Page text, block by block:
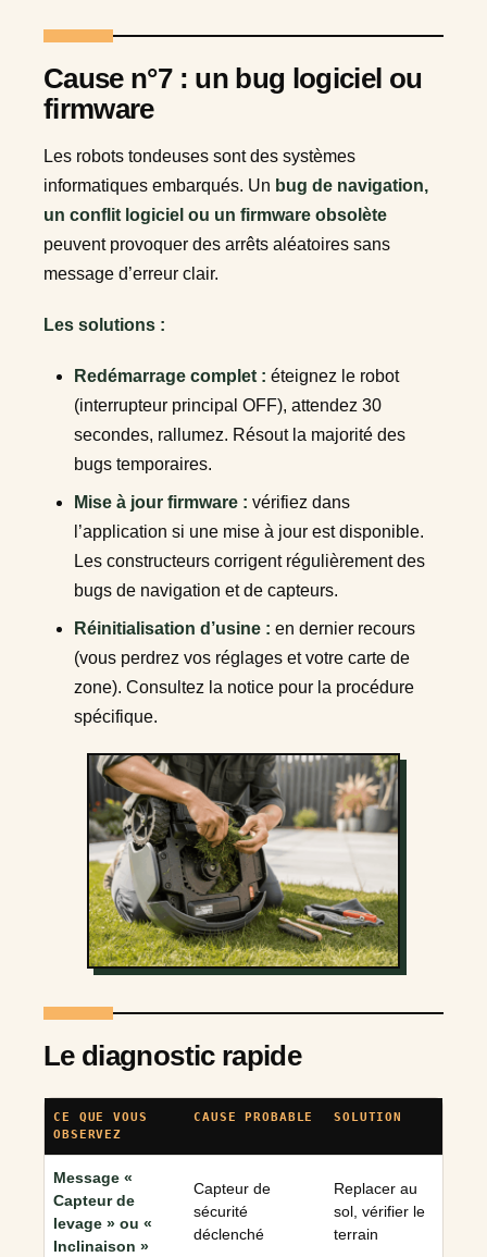
Cause n°7 : un bug logiciel ou
firmware
Les robots tondeuses sont des systèmes
informatiques embarqués. Un bug de navigation,
un conflit logiciel ou un firmware obsolète
peuvent provoquer des arrêts aléatoires sans
message d’erreur clair.
Les solutions :
Redémarrage complet : éteignez le robot
(interrupteur principal OFF), attendez 30
secondes, rallumez. Résout la majorité des
bugs temporaires.
Mise à jour firmware : vérifiez dans
l’application si une mise à jour est disponible.
Les constructeurs corrigent régulièrement des
bugs de navigation et de capteurs.
Réinitialisation d’usine : en dernier recours
(vous perdrez vos réglages et votre carte de
zone). Consultez la notice pour la procédure
spécifique.
Le diagnostic rapide
CE QUE VOUS
OBSERVEZ
CAUSE PROBABLE SOLUTION
Message «
Capteur de
levage » ou «
Inclinaison »
Capteur de
sécurité
déclenché
Replacer au
sol, vérifier le
terrain